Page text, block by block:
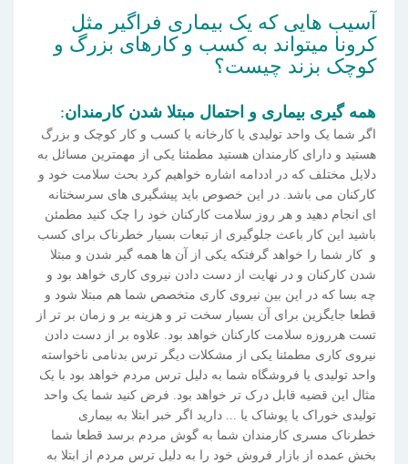
آسیب هایی که یک بیماری فراگیر مثل
کرونا میتواند به کسب و کارهای بزرگ و
کوچک بزند چیست؟
همه گیری بیماری و احتمال مبتلا شدن کارمندان:
اگر شما یک واحد تولیدی یا کارخانه یا کسب و کار کوچک و بزرگ
هستید و دارای کارمندان هستید مطمئنا یکی از مهمترین مسائل به
دلایل مختلف که در اددامه اشاره خواهیم کرد بحث سلامت خود و
کارکنان می باشد. در این خصوص باید پیشگیری های سرسختانه
ای انجام دهید و هر روز سلامت کارکنان خود را چک کنید مطمئن
باشید این کار باعث جلوگیری از تبعات بسیار خطرناک برای کسب
و کار شما را خواهد گرفتکه یکی از آن ها همه گیر شدن و مبتلا
شدن کارکنان و در نهایت از دست دادن نیروی کاری خواهد بود و
چه بسا که در این بین نیروی کاری متخصص شما هم مبتلا شود و
قطعا جایگزین برای آن بسیار سخت تر و هزینه بر و زمان بر تر از
تست هرروزه سلامت کارکنان خواهد بود. علاوه بر از دست دادن
نیروی کاری مطمئنا یکی از مشکلات دیگر ترس بدنامی ناخواسته
واحد تولیدی یا فروشگاه شما به دلیل ترس مردم خواهد بود با یک
مثال این قضیه قابل درک تر خواهد بود. فرض کنید شما یک واحد
تولیدی خوراک یا پوشاک یا ... دارید اگر خبر ابتلا به بیماری
خطرناک مسری کارمندان شما به گوش مردم برسد قطعا شما
بخش عمده از بازار فروش خود را به دلیل ترس مردم از ابتلا به